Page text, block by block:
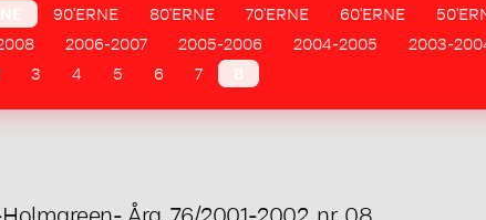
90'ERNE 80'ERNE 70'ERNE 60'ERNE
2006-2007 2005-2006 2004-2005 2003-
3 4 5 6 7
- Årg. 76/2001-2002, nr. 08